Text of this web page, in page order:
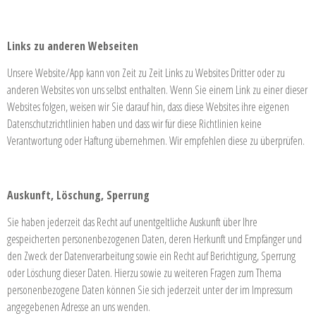
Links zu anderen Webseiten
Unsere Website/App kann von Zeit zu Zeit Links zu Websites Dritter oder zu
anderen Websites von uns selbst enthalten. Wenn Sie einem Link zu einer dieser
Websites folgen, weisen wir Sie darauf hin, dass diese Websites ihre eigenen
Datenschutzrichtlinien haben und dass wir für diese Richtlinien keine
Verantwortung oder Haftung übernehmen. Wir empfehlen diese zu überprüfen.
Auskunft, Löschung, Sperrung
Sie haben jederzeit das Recht auf unentgeltliche Auskunft über Ihre
gespeicherten personenbezogenen Daten, deren Herkunft und Empfänger und
den Zweck der Datenverarbeitung sowie ein Recht auf Berichtigung, Sperrung
oder Löschung dieser Daten. Hierzu sowie zu weiteren Fragen zum Thema
personenbezogene Daten können Sie sich jederzeit unter der im Impressum
angegebenen Adresse an uns wenden.